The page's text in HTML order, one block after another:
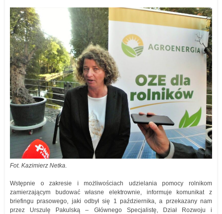
Fot. Kazimierz Netka.
Wstępnie o zakresie i możliwościach udzielania pomocy rolnikom
zamierzającym budować własne elektrownie, informuje komunikat z
briefingu prasowego, jaki odbył się 1 października, a przekazany nam
przez Urszulę Pakulską – Głównego Specjalistę, Dział Rozwoju i